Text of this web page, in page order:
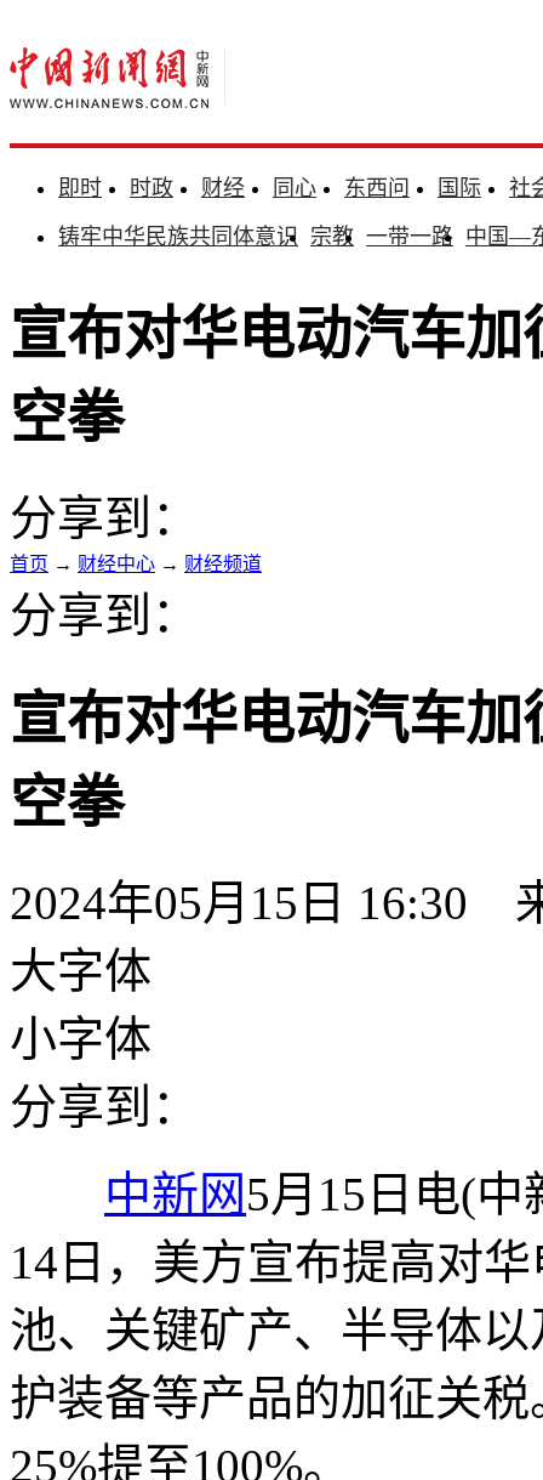
即时 时政 财经 同心 东西问 国际
社
铸牢中华民族共同体意识 宗教 一带一路 中国—
宣布对华电动汽车
空拳
分享到：
首页 → 财经中心 → 财经频道
分享到：
宣布对华电动汽车
空拳
2024年05月15日 16:30
大字体
小字体
分享到：
中新网5月15日电(
14日，美方宣布提高对
池、关键矿产、半导体
护装备等产品的加征关
25%提至100%。